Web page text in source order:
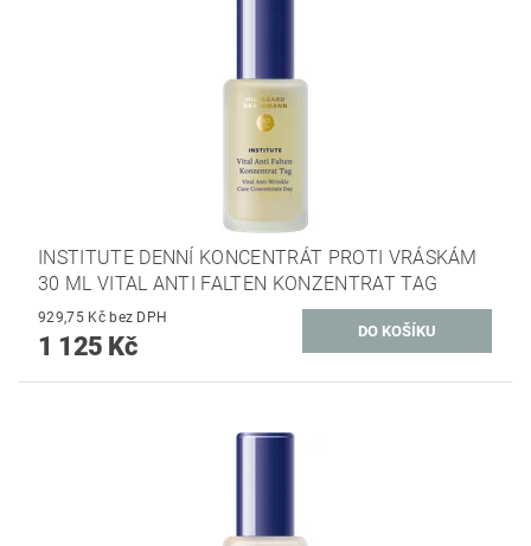
INSTITUTE DENNÍ KONCENTRÁT PROTI VRÁSKÁM
30 ML VITAL ANTI FALTEN KONZENTRAT TAG
929,75 Kč bez DPH
1 125 Kč